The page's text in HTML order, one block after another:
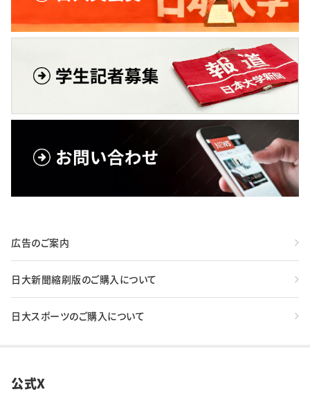
広告のご案内
日大新聞縮刷版のご購入について
日大スポーツのご購入について
公式X